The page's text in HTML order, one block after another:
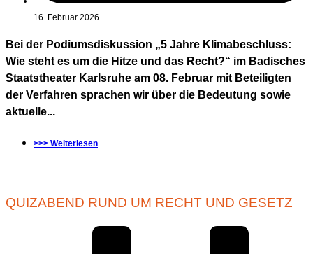
16. Februar 2026
Bei der Podiumsdiskussion „5 Jahre Klimabeschluss:
Wie steht es um die Hitze und das Recht?“ im Badisches
Staatstheater Karlsruhe am 08. Februar mit Beteiligten
der Verfahren sprachen wir über die Bedeutung sowie
aktuelle...
>>> Weiterlesen
QUIZABEND RUND UM RECHT UND GESETZ